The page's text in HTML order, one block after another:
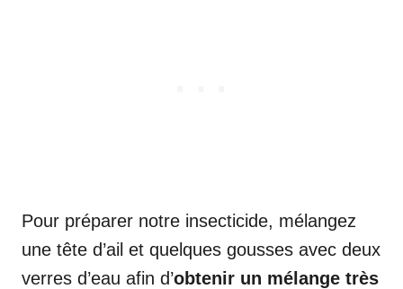
Pour préparer notre insecticide, mélangez
une tête d’ail et quelques gousses avec deux
verres d’eau afin d’obtenir un mélange très